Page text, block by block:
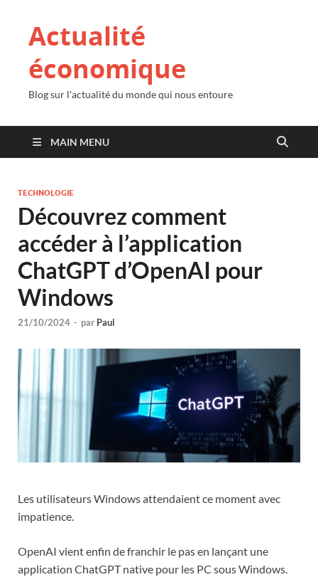
Actualité
économique
Blog sur l'actualité du monde qui nous entoure
MAIN MENU
TECHNOLOGIE
Découvrez comment
accéder à l’application
ChatGPT d’OpenAI pour
Windows
21/10/2024 - par Paul
Les utilisateurs Windows attendaient ce moment avec
impatience.
OpenAI vient enfin de franchir le pas en lançant une
application ChatGPT native pour les PC sous Windows.